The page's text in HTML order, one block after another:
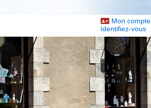
Mon compte
Identifiez-vous